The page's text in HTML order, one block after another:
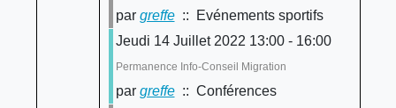
par greffe:: Evénements sportifs
Jeudi 14 Juillet 2022 13:00 - 16:00
Permanence Info-Conseil Migration
par greffe:: Conférences